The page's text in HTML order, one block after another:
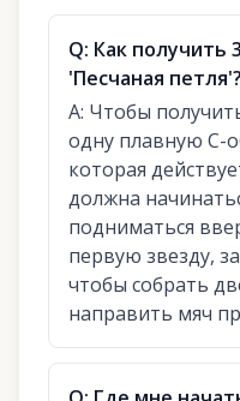
Q: Как получить
'Песчаная петля'?
A: Чтобы
одну плавную С-
которая
должна
подниматься
первую звезду,
чтобы собрать
направить мяч